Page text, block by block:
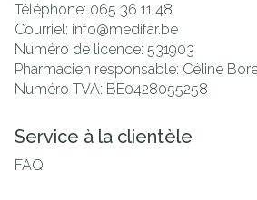
Téléphone: 065 36 11 48
Courriel: info@medifar.be
Numéro de licence: 531903
Pharmacien responsable: Céline
Numéro TVA: BE0428055258
Service à la clientèle
FAQ